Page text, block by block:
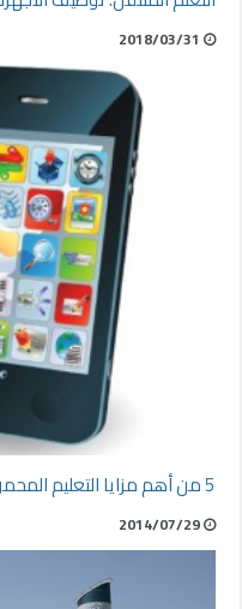
2018/03/31
5 من أهم مزايا التعليم المحمول ( النقال ) mobile learning
2014/07/29